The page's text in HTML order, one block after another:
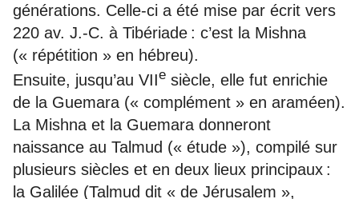
générations. Celle-ci a été mise par écrit vers
220 av. J.-C. à Tibériade : c’est la Mishna
(« répétition » en hébreu).
Ensuite, jusqu’au VIIe siècle, elle fut enrichie
de la Guemara (« complément » en araméen).
La Mishna et la Guemara donneront
naissance au Talmud (« étude »), compilé sur
plusieurs siècles et en deux lieux principaux :
la Galilée (Talmud dit « de Jérusalem »,